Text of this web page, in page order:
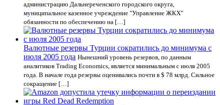
администрацию Дальнереченского городского округа,
муниципальное казенное учреждение "Управление ЖКХ"
обязанности по обеспечению на […]
Валютные резервы Турции сократились до минимума с
июля 2005 года Нынешний уровень резервов, по данным
аналитиков Trading Economics, является минимальным с июля 2005
года. В начале года резервы оценивались почти в $ 78 млрд. Сильное
сокращение […]